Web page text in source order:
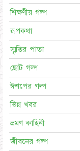
শিক্ষণীয় গল্প
রূপকথা
স্মৃতির পাতা
ছোট গল্প
ঈশপের গল্প
ভিন্ন খবর
ভ্রমণ কাহিনী
জীবনের গল্প